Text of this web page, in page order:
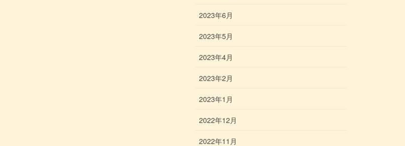
2023年6月
2023年5月
2023年4月
2023年2月
2023年1月
2022年12月
2022年11月